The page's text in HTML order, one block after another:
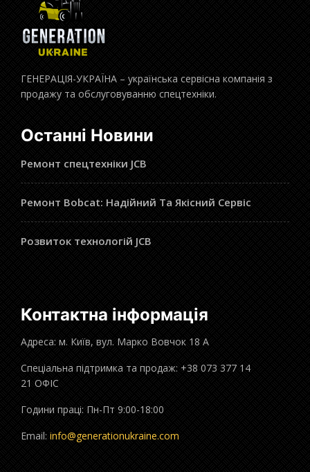
ГЕНЕРАЦІЯ-УКРАЇНА – українська сервісна компанія з
продажу та обслуговуванню спецтехніки.
Останні Новини
Ремонт спецтехніки JCB
Ремонт Bobcat: Надійний Та Якісний Сервіс
Розвиток технологій JCB
Контактна інформація
Адреса: м. Київ, вул. Марко Вовчок 18 А
Спеціальна підтримка та продаж: +38 073 377 14
21 ОФІС
Години праці: Пн-Пт 9:00-18:00
Email: info@generationukraine.com